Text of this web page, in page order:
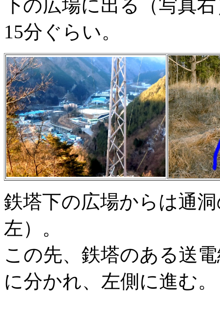
下の広場に出る（写真
15分ぐらい。
鉄塔下の広場からは通
左）。
この先、鉄塔のある送
に分かれ、左側に進む。